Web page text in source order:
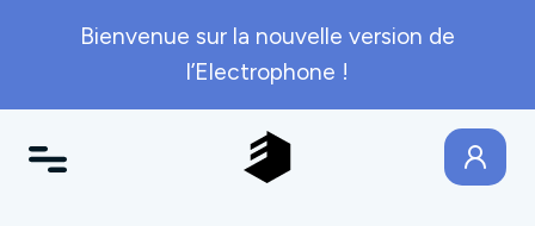
Bienvenue sur la nouvelle version de
l’Electrophone !